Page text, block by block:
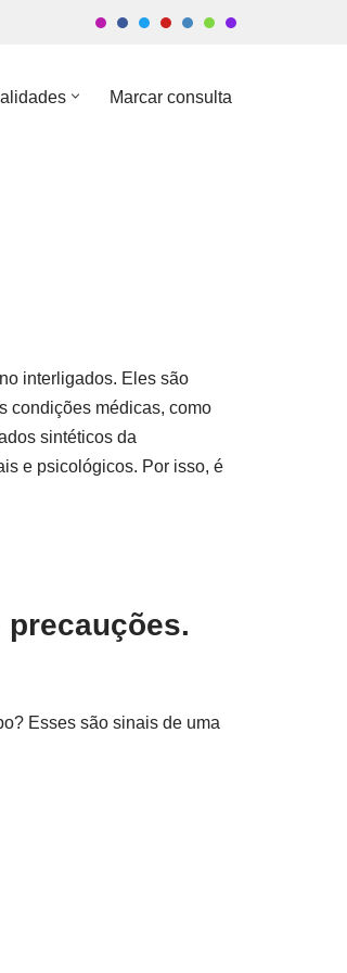
Marcar consulta
interligados. Eles são
condições médicas, como
sintéticos da
e psicológicos. Por isso, é
Esses são sinais de uma